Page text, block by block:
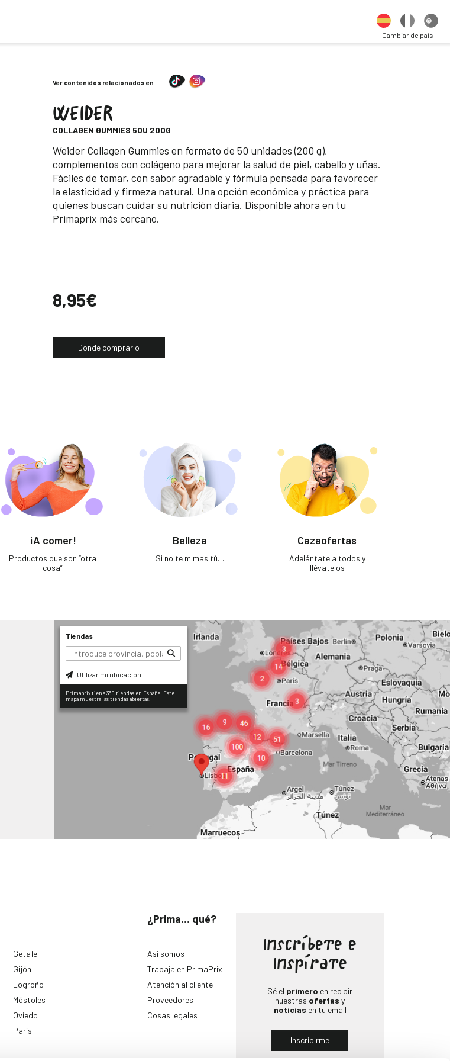
Cambiar de país
Ver contenidos relacionados en
WEIDER
COLLAGEN GUMMIES 50U 200G
Descripción
Weider Collagen Gummies en formato de 50 unidades (200 g),
complementos con colágeno para mejorar la salud de piel, cabello y uñas.
Fáciles de tomar, con sabor agradable y fórmula pensada para favorecer
la elasticidad y firmeza natural. Una opción económica y práctica para
quienes buscan cuidar su nutrición diaria. Disponible ahora en tu
Primaprix más cercano.
Precio
8,95€
Donde comprarlo
¡A comer!
Productos que son “otra
cosa”
Belleza
Si no te mimas tú…
Cazaofertas
Adelántate a todos y
llévatelos
Tiendas
Utilizar mi ubicación
Primaprix tiene 330 tiendas en España. Este
mapa muestra las tiendas abiertas.
Getafe
Gijón
Logroño
Móstoles
Oviedo
París
¿Prima... qué?
Así somos
Trabaja en PrimaPrix
Atención al cliente
Proveedores
Cosas legales
Inscríbete e
Inspírate
Sé el primero en recibir
nuestras ofertas y
noticias en tu email
Inscribirme